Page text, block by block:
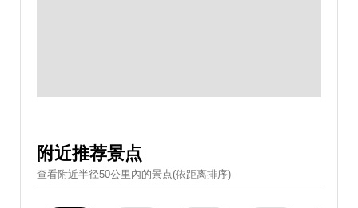
附近推荐景点
查看附近半径50公里內的景点(依距离排序)